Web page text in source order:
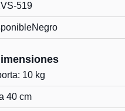
519
Negro
10 kg
40 cm